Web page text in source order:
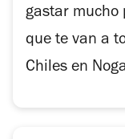
gastar mucho
que te van a
Chiles en